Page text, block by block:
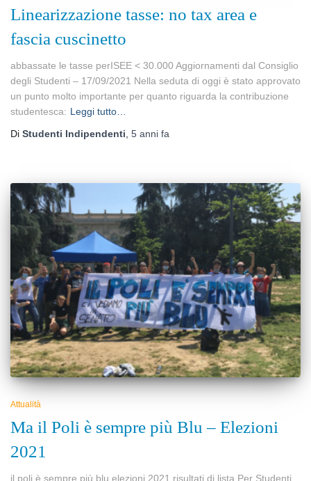
Linearizzazione tasse: no tax area e
fascia cuscinetto
abbassate le tasse perISEE < 30.000 Aggiornamenti dal Consiglio
degli Studenti – 17/09/2021 Nella seduta di oggi è stato approvato
un punto molto importante per quanto riguarda la contribuzione
studentesca: Leggi tutto…
Di Studenti Indipendenti 5 anni fa
Attualità
Ma il Poli è sempre più Blu – Elezioni
2021
il poli è sempre più blu elezioni 2021 risultati di lista Per Studenti